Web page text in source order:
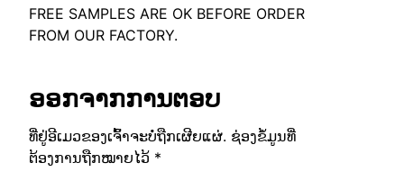
FREE SAMPLES ARE OK BEFORE ORDER
FROM OUR FACTORY.
ອອກຈາກການຕອບ
ທີ່ຢູ່ອີເມວຂອງເຈົ້າຈະບໍ່ຖືກເຜີຍແຜ່. ຊ່ອງຂໍ້ມູນທີ່
ຕ້ອງການຖືກໝາຍໄວ້ *